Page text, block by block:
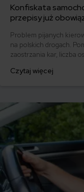
Konfiskata
przepisy już
Problem pijanych
na polskich drogach.
zaostrzania kar, liczba
aż 90 tys. takich
Czytaj więcej